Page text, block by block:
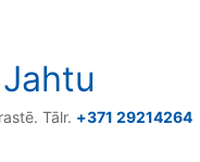
Tālr. +371 29214264